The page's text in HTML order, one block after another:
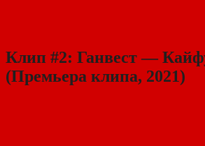
Клип #2: Ганвест —
(Премьера клипа, 2021)